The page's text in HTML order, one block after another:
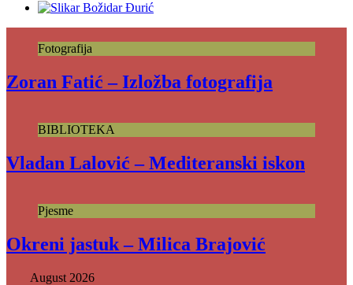
Fotografija
Zoran Fatić – Izložba fotografija
BIBLIOTEKA
Vladan Lalović – Mediteranski iskon
Pjesme
Okreni jastuk – Milica Brajović
August 2026